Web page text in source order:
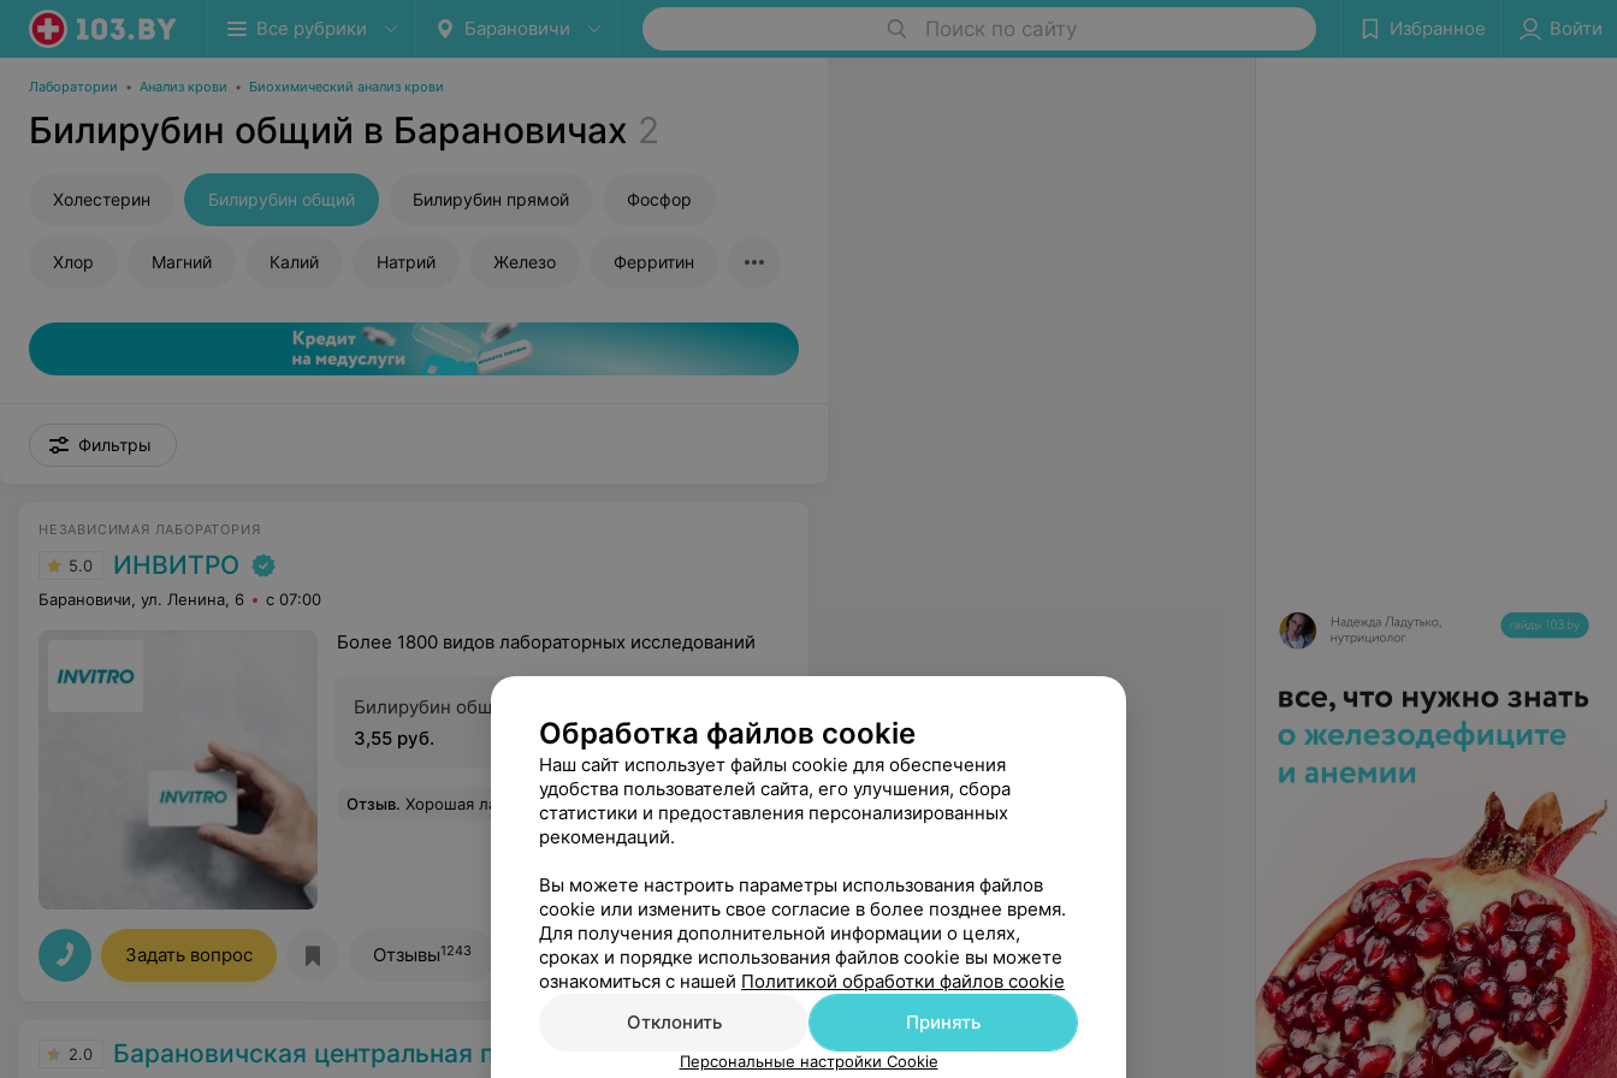
Все рубрики Барановичи Поиск по сайту Избранное Войти
Лаборатории • Анализ крови • Биохимический анализ крови
Билирубин общий в Барановичах 2
Холестерин Билирубин общий Билирубин прямой Фосфор
Хлор Магний Калий Натрий Железо Ферритин
Фильтры
НЕЗАВИСИМАЯ ЛАБОРАТОРИЯ
5.0 ИНВИТРО
Барановичи, ул. Ленина, 6 с 07:00
Более 1800 видов лабораторных исследований
Билирубин общий
3,55 руб.
Все цены
Отзыв. Хорошая лаборатория!!! Вежливый персонал, всё грамотно, доходчиво, быстро и качественно! Мне очень понравилось, теперь делать анализы только сюда!
Задать вопрос Отзывы1243 Все адреса
2.0 Барановичская центральная поликлиника
Обработка файлов cookie
Наш сайт использует файлы cookie для обеспечения
удобства пользователей сайта, его улучшения, сбора
статистики и предоставления персонализированных
рекомендаций.
Вы можете настроить параметры использования файлов
cookie или изменить свое согласие в более позднее время.
Для получения дополнительной информации о целях,
сроках и порядке использования файлов cookie вы можете
ознакомиться с нашей Политикой обработки файлов cookie
Отклонить
Принять
Персональные настройки Cookie